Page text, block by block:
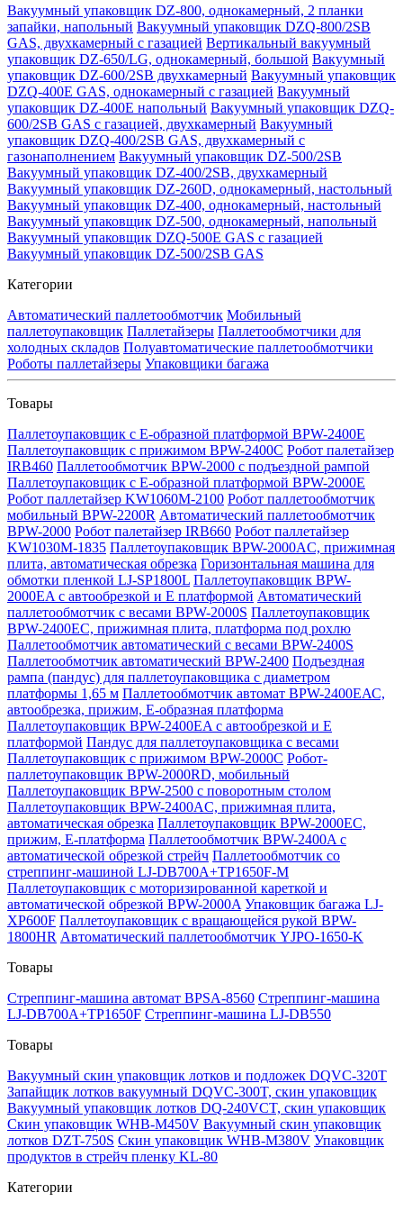
Вакуумный упаковщик DZ-800, однокамерный, 2 планки
запайки, напольный Вакуумный упаковщик DZQ-800/2SB
GAS, двухкамерный с газацией Вертикальный вакуумный
упаковщик DZ-650/LG, однокамерный, большой Вакуумный
упаковщик DZ-600/2SB двухкамерный Вакуумный упаковщик
DZQ-400E GAS, однокамерный с газацией Вакуумный
упаковщик DZ-400E напольный Вакуумный упаковщик DZQ-
600/2SB GAS с газацией, двухкамерный Вакуумный
упаковщик DZQ-400/2SB GAS, двухкамерный с
газонаполнением Вакуумный упаковщик DZ-500/2SB
Вакуумный упаковщик DZ-400/2SB, двухкамерный
Вакуумный упаковщик DZ-260D, однокамерный, настольный
Вакуумный упаковщик DZ-400, однокамерный, настольный
Вакуумный упаковщик DZ-500, однокамерный, напольный
Вакуумный упаковщик DZQ-500E GAS с газацией
Вакуумный упаковщик DZ-500/2SB GAS
Категории
Автоматический паллетообмотчик Мобильный
паллетоупаковщик Паллетайзеры Паллетообмотчики для
холодных складов Полуавтоматические паллетообмотчики
Роботы паллетайзеры Упаковщики багажа
Товары
Паллетоупаковщик с Е-образной платформой BPW-2400E
Паллетоупаковщик с прижимом BPW-2400C Робот палетайзер
IRB460 Паллетообмотчик BPW-2000 с подъездной рампой
Паллетоупаковщик с Е-образной платформой BPW-2000E
Робот паллетайзер KW1060M-2100 Робот паллетообмотчик
мобильный BPW-2200R Автоматический паллетообмотчик
BPW-2000 Робот палетайзер IRB660 Робот паллетайзер
KW1030M-1835 Паллетоупаковщик BPW-2000AC, прижимная
плита, автоматическая обрезка Горизонтальная машина для
обмотки пленкой LJ-SP1800L Паллетоупаковщик BPW-
2000EA с автообрезкой и Е платформой Автоматический
паллетообмотчик с весами BPW-2000S Паллетоупаковщик
BPW-2400EC, прижимная плита, платформа под рохлю
Паллетообмотчик автоматический с весами BPW-2400S
Паллетообмотчик автоматический BPW-2400 Подъездная
рампа (пандус) для паллетоупаковщика с диаметром
платформы 1,65 м Паллетообмотчик автомат BPW-2400ЕАС,
автообрезка, прижим, Е-образная платформа
Паллетоупаковщик BPW-2400EA с автообрезкой и Е
платформой Пандус для паллетоупаковщика с весами
Паллетоупаковщик с прижимом BPW-2000C Робот-
паллетоупаковщик BPW-2000RD, мобильный
Паллетоупаковщик BPW-2500 с поворотным столом
Паллетоупаковщик BPW-2400AC, прижимная плита,
автоматическая обрезка Паллетоупаковщик BPW-2000EC,
прижим, Е-платформа Паллетообмотчик BPW-2400A с
автоматической обрезкой стрейч Паллетообмотчик со
стреппинг-машиной LJ-DB700A+TP1650F-M
Паллетоупаковщик с моторизированной кареткой и
автоматической обрезкой BPW-2000A Упаковщик багажа LJ-
XP600F Паллетоупаковщик с вращающейся рукой BPW-
1800HR Автоматический паллетообмотчик YJPO-1650-K
Товары
Стреппинг-машина автомат BPSA-8560 Стреппинг-машина
LJ-DB700A+TP1650F Стреппинг-машина LJ-DB550
Товары
Вакуумный скин упаковщик лотков и подложек DQVC-320T
Запайщик лотков вакуумный DQVC-300T, скин упаковщик
Вакуумный упаковщик лотков DQ-240VCT, скин упаковщик
Скин упаковщик WHB-M450V Вакуумный скин упаковщик
лотков DZT-750S Скин упаковщик WHB-M380V Упаковщик
продуктов в стрейч пленку KL-80
Категории